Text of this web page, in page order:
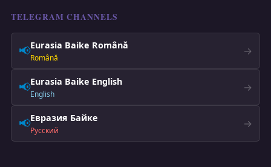
TELEGRAM CHANNELS
📢Eurasia Baike Română
Română
→
📢Eurasia Baike English
English
→
📢Евразия Байке
Русский
→